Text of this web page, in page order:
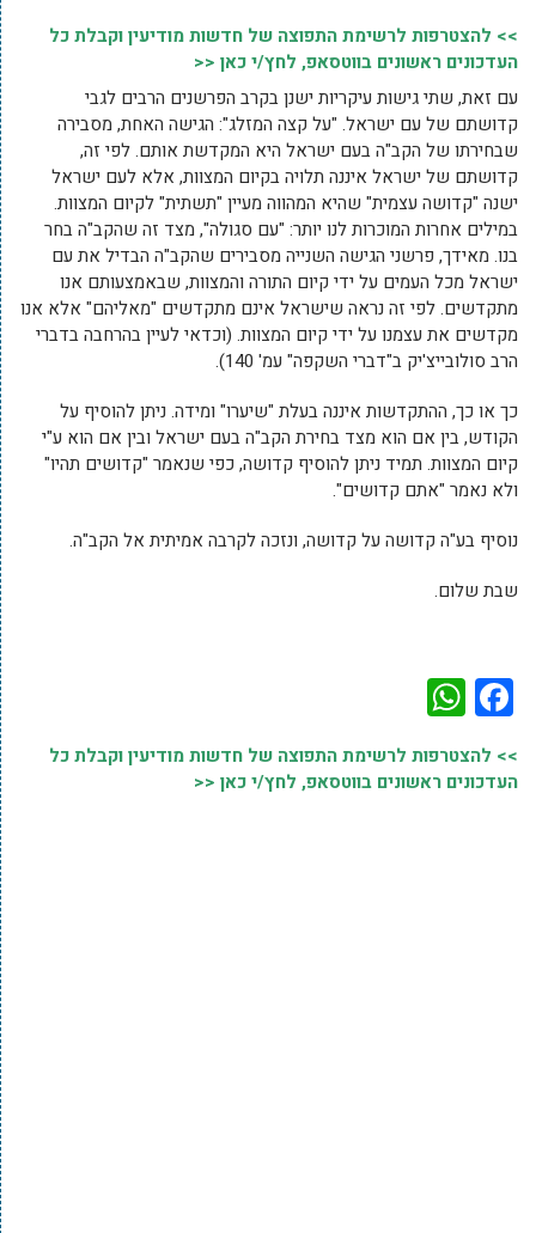
>> להצטרפות לרשימת התפוצה של חדשות מודיעין וקבלת כל
העדכונים ראשונים בווטסאפ, לחץ/י כאן <<
עם זאת, שתי גישות עיקריות ישנן בקרב הפרשנים הרבים לגבי
קדושתם של עם ישראל. "על קצה המזלג": הגישה האחת, מסבירה
שבחירתו של הקב"ה בעם ישראל היא המקדשת אותם. לפי זה,
קדושתם של ישראל איננה תלויה בקיום המצוות, אלא לעם ישראל
ישנה "קדושה עצמית" שהיא המהווה מעיין "תשתית" לקיום המצוות.
במילים אחרות המוכרות לנו יותר: "עם סגולה", מצד זה שהקב"ה בחר
בנו. מאידך, פרשני הגישה השנייה מסבירים שהקב"ה הבדיל את עם
ישראל מכל העמים על ידי קיום התורה והמצוות, שבאמצעותם אנו
מתקדשים. לפי זה נראה שישראל אינם מתקדשים "מאליהם" אלא אנו
מקדשים את עצמנו על ידי קיום המצוות. (וכדאי לעיין בהרחבה בדברי
הרב סולובייצ'יק ב"דברי השקפה" עמ' 140).
כך או כך, ההתקדשות איננה בעלת "שיערו" ומידה. ניתן להוסיף על
הקודש, בין אם הוא מצד בחירת הקב"ה בעם ישראל ובין אם הוא ע"י
קיום המצוות. תמיד ניתן להוסיף קדושה, כפי שנאמר "קדושים תהיו"
ולא נאמר "אתם קדושים".
נוסיף בע"ה קדושה על קדושה, ונזכה לקרבה אמיתית אל הקב"ה.
שבת שלום.
Facebook
>> להצטרפות לרשימת התפוצה של חדשות מודיעין וקבלת כל
העדכונים ראשונים בווטסאפ, לחץ/י כאן <<